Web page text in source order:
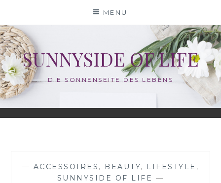
content
MENU
SUNNYSIDE OF LIFE
DIE SONNENSEITE DES LEBENS
— ACCESSOIRES , BEAUTY, LIFESTYLE ,
SUNNYSIDE OF LIFE —